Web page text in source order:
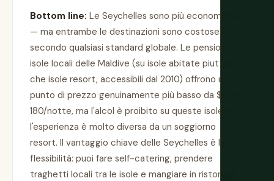
Bottom line: Le Seychelles sono più economiche
— ma entrambe le destinazioni sono costose
secondo qualsiasi standard globale. Le pensioni su
isole locali delle Maldive (su isole abitate piuttosto
che isole resort, accessibili dal 2010) offrono un
punto di prezzo genuinamente più basso da $80–
180/notte, ma l'alcol è proibito su queste isole e
l'esperienza è molto diversa da un soggiorno
resort. Il vantaggio chiave delle Seychelles è la
flessibilità: puoi fare self-catering, prendere
traghetti locali tra le isole e mangiare in ristoranti